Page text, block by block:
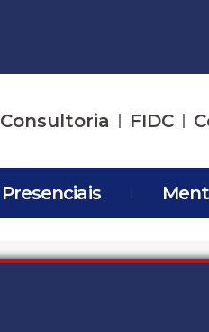
Consultoria FIDC
Presenciais